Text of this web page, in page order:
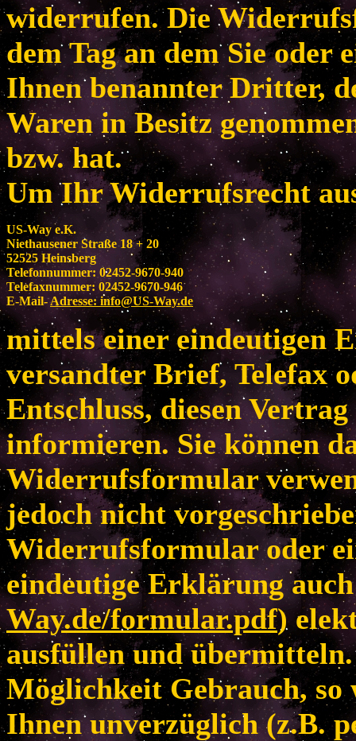
widerrufen. Die
dem Tag an dem Sie oder
Ihnen benannter Dritter,
Waren in Besitz
bzw. hat.
Um Ihr Widerrufsrecht
US-Way e.K.
Niethausener Straße 18 + 20
52525 Heinsberg
Telefonnummer: 02452-9670-940
Telefaxnummer: 02452-9670-946
E-Mail-Adresse:info@US-Way.de
mittels einer eindeutigen
versandter Brief, Telefax
Entschluss, diesen
informieren. Sie können
Widerrufsformular
jedoch nicht
Widerrufsformular oder
eindeutige Erklärung
Way.de/formular.pdf)
ausfüllen und
Möglichkeit Gebrauch, so
Ihnen unverzüglich (z.B.